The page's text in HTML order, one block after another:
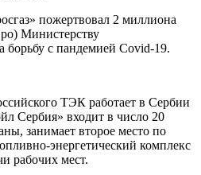
пожертвовал 2 миллиона
Министерству
борьбу с пандемией Covid-19.
ТЭК работает в Сербии
Сербия» входит в число 20
занимает второе место по
энергетический комплекс
рабочих мест.